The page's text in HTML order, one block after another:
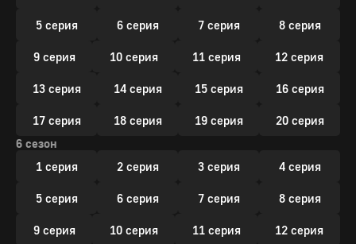
5 серия 6 серия 7 серия 8 серия
9 серия 10 серия 11 серия 12 серия
13 серия 14 серия 15 серия 16 серия
17 серия 18 серия 19 серия
20 серия
6 сезон
1 серия
2 серия 3 серия 4 серия
5 серия 6 серия 7 серия 8 серия
9 серия 10 серия 11 серия 12 серия